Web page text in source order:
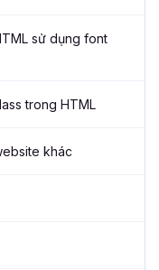
sử dụng font
trong HTML
khác